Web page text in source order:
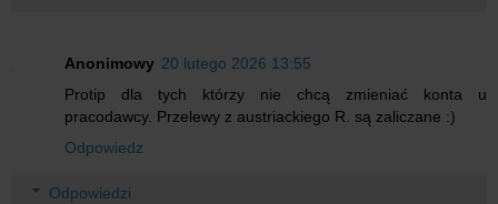
Anonimowy 20 lutego 2026 13:55
Protip dla tych którzy nie chcą zmieniać konta u
pracodawcy. Przelewy z austriackiego R. są zaliczane :)
Odpowiedz
Odpowiedzi